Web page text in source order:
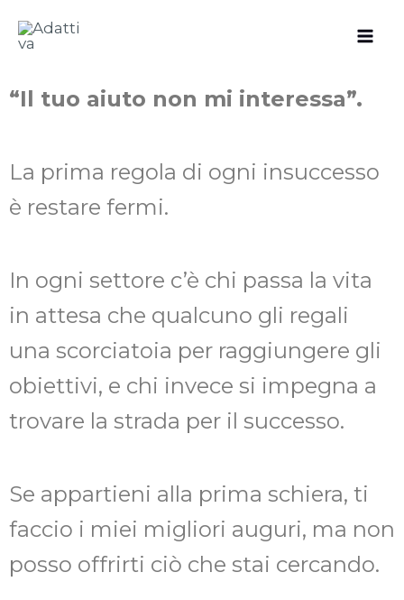
“Il tuo aiuto non mi interessa”.
La prima regola di ogni insuccesso
è restare fermi.
In ogni settore c’è chi passa la vita
in attesa che qualcuno gli regali
una scorciatoia per raggiungere gli
obiettivi, e chi invece si impegna a
trovare la strada per il successo.
Se appartieni alla prima schiera, ti
faccio i miei migliori auguri, ma non
posso offrirti ciò che stai cercando.